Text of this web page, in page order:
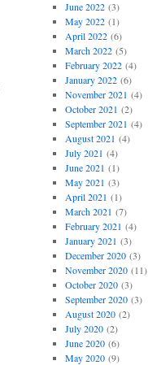
June 2022(3)
May 2022(1)
April 2022(6)
March 2022(5)
February 2022(4)
January 2022(6)
November 2021 (4)
October 2021 (2)
September 2021 (4)
August 2021 (4)
July 2021 (4)
June 2021 (1)
May 2021 (3)
April 2021 (1)
March 2021 (7)
February 2021 (4)
January 2021 (3)
December 2020(3)
November 2020(11)
October 2020(3)
September 2020(3)
August 2020(2)
July 2020(2)
June 2020(6)
May 2020(9)